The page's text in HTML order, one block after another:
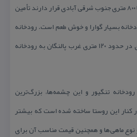
چشمه‌ها كه در فاصله ۷۰۰ تا ۸۰۰ متری جنوب شرقی آبادی قرار دارند تأمین
بسیار گوارا و خوش طعم است. رودخانه
تنگیور بعد از گذر از آبادی در حدود ۱۲۰ متری غرب پالنگان به رودخانه
تنگیور و این چشمه‌ها، بزرگ‌ترین
این روستا ساخته شده است كه بیشتر
ماهی‌ها و همچنین قیمت مناسب آن برای